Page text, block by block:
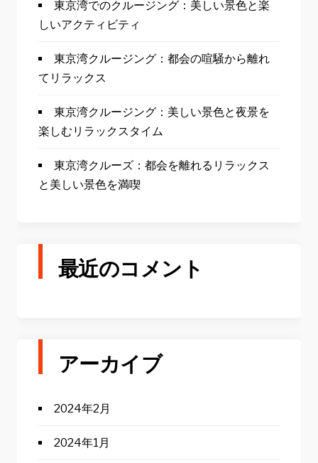
東京湾でのクルージング：美しい景色と楽
しいアクティビティ
東京湾クルージング：都会の喧騒から離れ
てリラックス
東京湾クルージング：美しい景色と夜景を
楽しむリラックスタイム
東京湾クルーズ：都会を離れるリラックス
と美しい景色を満喫
最近のコメント
アーカイブ
2024年2月
2024年1月